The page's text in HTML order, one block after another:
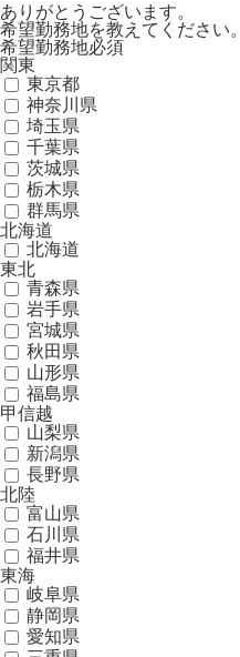
ありがとうございます。
希望勤務地を教えてください。
希望勤務地必須
関東
東京都
神奈川県
埼玉県
千葉県
茨城県
栃木県
群馬県
北海道
北海道
東北
青森県
岩手県
宮城県
秋田県
山形県
福島県
甲信越
山梨県
新潟県
長野県
北陸
富山県
石川県
福井県
東海
岐阜県
静岡県
愛知県